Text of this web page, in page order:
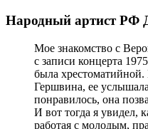
Народный артист РФ
Мое знакомство с
с записи концерта
была
Гершвина, ее
понравилось, она
И вот тогда я увидел,
работая с молодым,